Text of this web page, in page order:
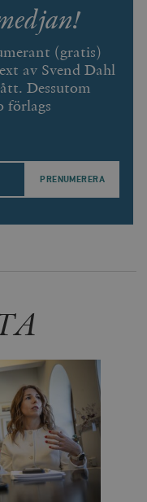
(gratis)
av Svend Dahl
Dessutom
förlags